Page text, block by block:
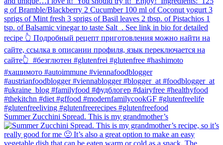
Summer Zucchini Spread.⁠ This is my grandmother’s